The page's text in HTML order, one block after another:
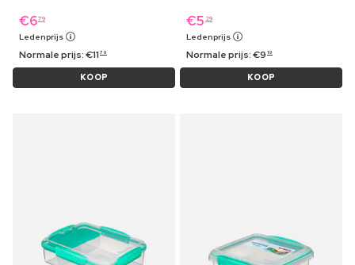
€679
Ledenprijs
Normale prijs:€11 79
KOOP
€5 29
Ledenprijs
Normale prijs:€9 19
KOOP